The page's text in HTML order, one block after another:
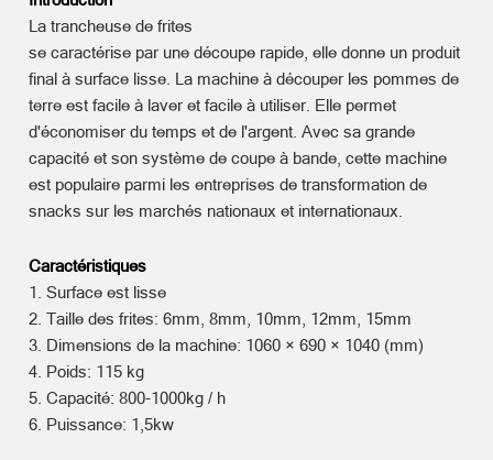
La trancheuse de frites
se caractérise par une découpe rapide, elle donne un produit
final à surface lisse. La machine à découper les pommes de
terre est facile à laver et facile à utiliser. Elle permet
d'économiser du temps et de l'argent. Avec sa grande
capacité et son système de coupe à bande, cette machine
est populaire parmi les entreprises de transformation de
snacks sur les marchés nationaux et internationaux.
Caractéristiques
1. Surface est lisse
2. Taille des frites: 6mm, 8mm, 10mm, 12mm, 15mm
3. Dimensions de la machine: 1060 × 690 × 1040 (mm)
4. Poids: 115 kg
5. Capacité: 800-1000kg / h
6. Puissance: 1,5kw